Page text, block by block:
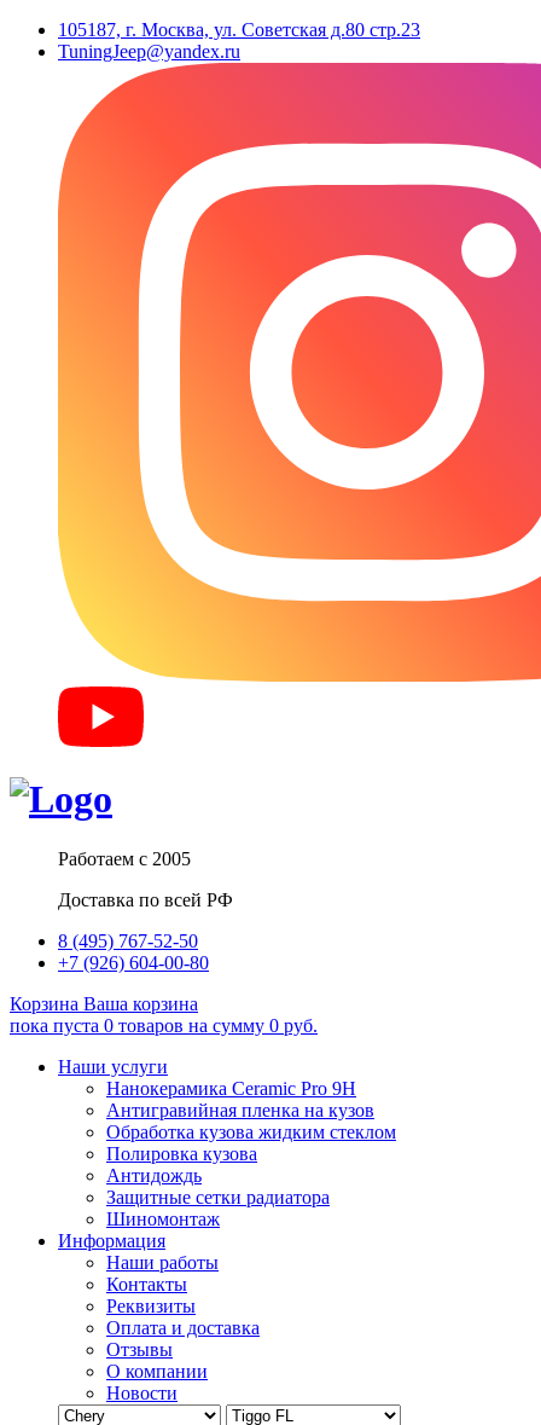
105187, г. Москва, ул. Советская д.80 стр.23
TuningJeep@yandex.ru
Работаем с 2005
Доставка по всей РФ
8 (495) 767-52-50
+7 (926) 604-00-80
Корзина Ваша корзина
пока пуста 0 товаров на сумму 0 руб.
Наши услуги
Нанокерамика Ceramic Pro 9H
Антигравийная пленка на кузов
Обработка кузова жидким стеклом
Полировка кузова
Антидождь
Защитные сетки радиатора
Шиномонтаж
Информация
Наши работы
Контакты
Реквизиты
Оплата и доставка
Отзывы
О компании
Новости